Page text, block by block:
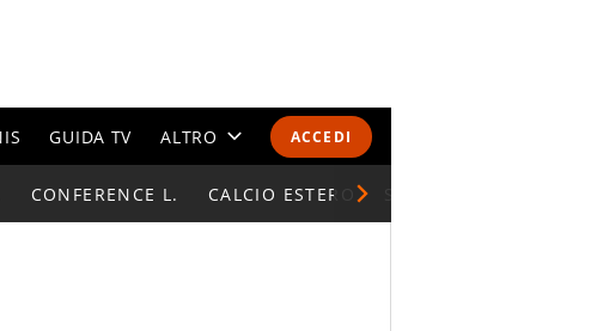
ACCEDI
GUIDA TV ALTRO
CALENDARI E CLASSIFICHE
CONFERENCE L. CALCIO ESTERO